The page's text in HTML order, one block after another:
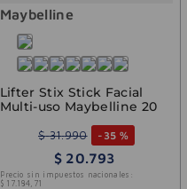
Maybelline
Lifter Stix Stick Facial
Multi-uso Maybelline 20
$ 31.990 - 35 %
$ 20.793
Precio sin impuestos nacionales:
$ 17 184 71